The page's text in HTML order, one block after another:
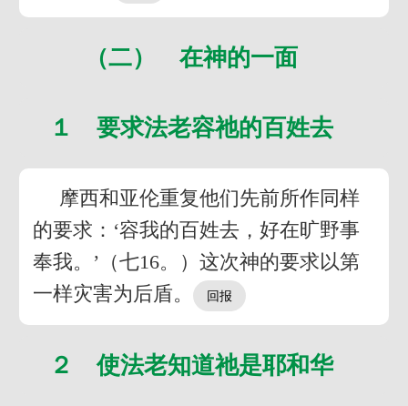
（二） 在神的一面
１ 要求法老容祂的百姓去
摩西和亚伦重复他们先前所作同样
的要求：‘容我的百姓去，好在旷野事
奉我。’（七16。）这次神的要求以第
一样灾害为后盾。
２ 使法老知道祂是耶和华